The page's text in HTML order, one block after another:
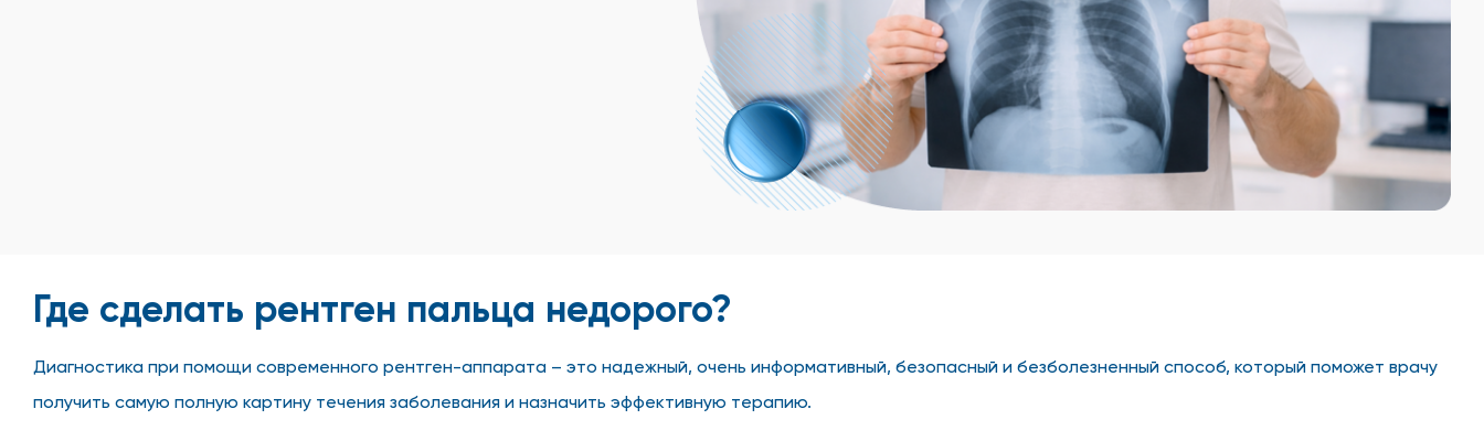
Где сделать рентген пальца недорого?
Диагностика при помощи современного рентген-аппарата – это надежный, очень информативный, безопасный и безболезненный способ, который поможет врачу
получить самую полную картину течения заболевания и назначить эффективную терапию.